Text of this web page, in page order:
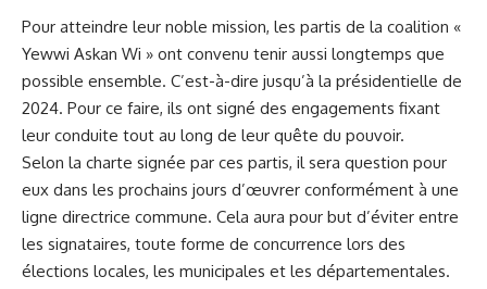
Pour atteindre leur noble mission, les partis de la coalition «
Yewwi Askan Wi » ont convenu tenir aussi longtemps que
possible ensemble. C’est-à-dire jusqu’à la présidentielle de
2024. Pour ce faire, ils ont signé des engagements fixant
leur conduite tout au long de leur quête du pouvoir.
Selon la charte signée par ces partis, il sera question pour
eux dans les prochains jours d’œuvrer conformément à une
ligne directrice commune. Cela aura pour but d’éviter entre
les signataires, toute forme de concurrence lors des
élections locales, les municipales et les départementales.